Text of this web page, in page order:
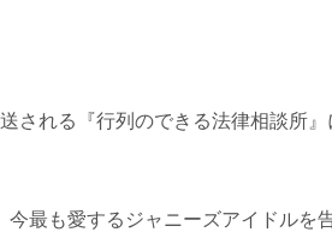
される『行列のできる法律相談所
最も愛するジャニーズアイドルを